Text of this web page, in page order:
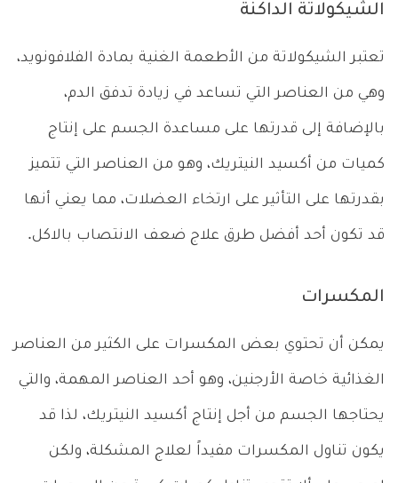
الشيكولاتة الداكنة
تعتبر الشيكولاتة من الأطعمة الغنية بمادة الفلافونويد،
وهي من العناصر التي تساعد في زيادة تدفق الدم،
بالإضافة إلى قدرتها على مساعدة الجسم على إنتاج
كميات من أكسيد النيتريك، وهو من العناصر التي تتميز
بقدرتها على التأثير على ارتخاء العضلات، مما يعني أنها
قد تكون أحد أفضل طرق علاج ضعف الانتصاب بالاكل.
المكسرات
يمكن أن تحتوي بعض المكسرات على الكثير من العناصر
الغذائية خاصة الأرجنين، وهو أحد العناصر المهمة، والتي
يحتاجها الجسم من أجل إنتاج أكسيد النيتريك، لذا قد
يكون تناول المكسرات مفيداً لعلاج المشكلة، ولكن